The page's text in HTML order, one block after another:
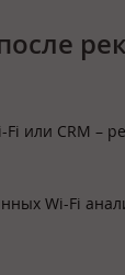
или CRM –
Wi-Fi